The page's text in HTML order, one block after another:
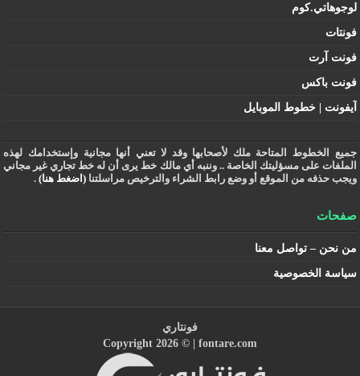
لوجوهاتي.كوم
فونتات
فونت آرت
فونت باكس
آيفونت | خطوط الموبايل
جميع الخطوط المتاحة ملك لأصحابها وقد لا تعني أنها مجانية وإستخدامك لهذه
الملفات على مسؤليتك الخاصة .. وننبه أي مالك خط يرى أن له خط تجاري غير مجاني
ويجب حذفه من الموقع أو وضع رابط الشراء والترخيص مراسلتنا(اضغط هنا) .
صفحات
من نحن – تواصل معنا
سياسة الخصوصية
فونتاري
Copyright 2026 © | fontare.com